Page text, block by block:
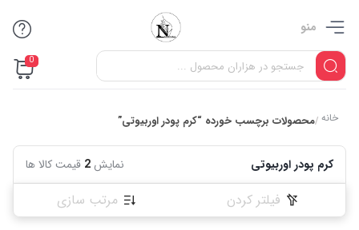
منو
0
خانه /محصولات برچسب خورده “کرم پودر اوربیوتی”
کرم پودر اوربیوتی نمایش 2 قیمت کالا ها
فیلتر کردن مرتب سازی